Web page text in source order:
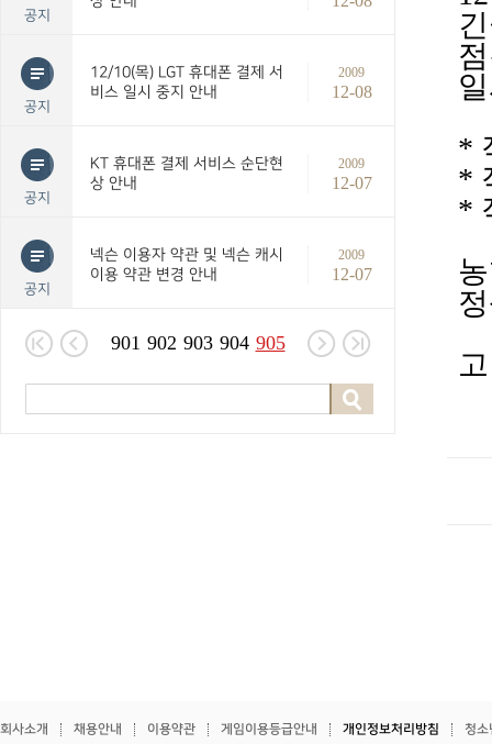
공지
공지
12/10(목) LGT 휴대폰 결제 서
비스 일시 중지 안내
2009
12-08
공지
KT 휴대폰 결제 서비스 순단현
상 안내
2009
12-07
공지
넥슨 이용자 약관 및 넥슨 캐시
이용 약관 변경 안내
2009
12-07
901 902 903 904 905
*
*
*
회사소개 채용안내 이용약관 게임이용등급안내 개인정보처리방침 청소